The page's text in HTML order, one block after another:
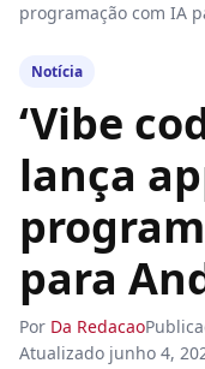
programação com IA
Notícia
‘Vibe
lança
para
Por Da Redacao
Atualizado junho 4,